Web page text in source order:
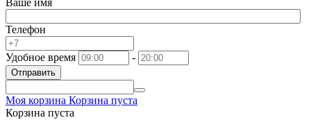
Ваше имя
Телефон
Удобное время -
Отправить
Моя корзина Корзина пуста
Корзина пуста